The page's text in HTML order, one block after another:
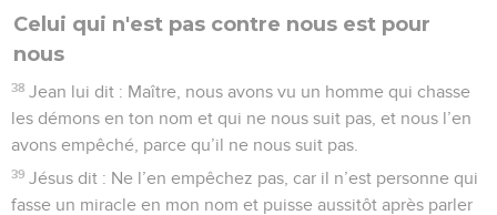
Celui qui n'est pas contre nous est pour
nous
38 Jean lui dit : Maître, nous avons vu un homme qui chasse
les démons en ton nom et qui ne nous suit pas, et nous l’en
avons empêché, parce qu’il ne nous suit pas.
39 Jésus dit : Ne l’en empêchez pas, car il n’est personne qui
fasse un miracle en mon nom et puisse aussitôt après parler